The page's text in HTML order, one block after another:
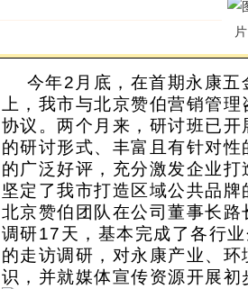
今年2月底，在首期永康
上，我市与北京赞伯营销管
协议。两个月来，研讨班已
的研讨形式、丰富且有针对
的广泛好评，充分激发企业打
坚定了我市打造区域公共品
北京赞伯团队在公司董事长
调研17天，基本完成了各行
的走访调研，对永康产业、
识，并就媒体宣传资源开展初